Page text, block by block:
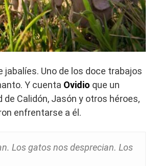
jabalíes. Uno de los doce trabajos
Y cuenta Ovidio que un
Calidón, Jasón y otros héroes,
enfrentarse a él.
Los gatos nos desprecian. Los